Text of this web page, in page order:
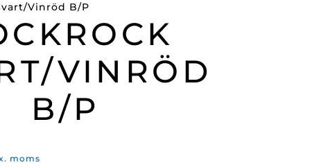
VINRÖD
B/P
moms